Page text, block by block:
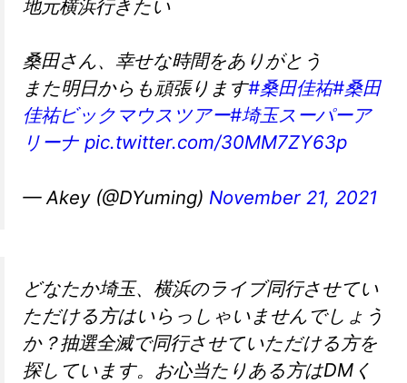
地元横浜行きたい
桑田さん、幸せな時間をありがとう
また明日からも頑張ります#桑田佳祐#桑田
佳祐ビックマウスツアー#埼玉スーパーア
リーナ pic.twitter.com/30MM7ZY63p
— Akey (@DYuming) November 21, 2021
どなたか埼玉、横浜のライブ同行させてい
ただける方はいらっしゃいませんでしょう
か？抽選全滅で同行させていただける方を
探しています。お心当たりある方はDMく